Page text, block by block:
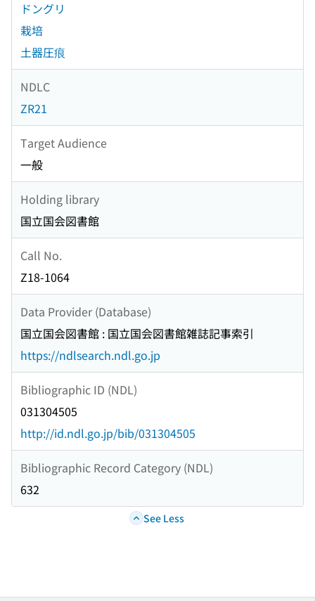
ドングリ
栽培
土器圧痕
NDLC
ZR21
Target Audience
一般
Holding library
国立国会図書館
Call No.
Z18-1064
Data Provider (Database)
国立国会図書館 : 国立国会図書館雑誌記事索引
https://ndlsearch.ndl.go.jp
Bibliographic ID (NDL)
031304505
http://id.ndl.go.jp/bib/031304505
Bibliographic Record Category (NDL)
632
See Less